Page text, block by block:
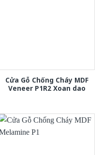
Cửa Gỗ Chống Cháy MDF
Veneer P1R2 Xoan dao